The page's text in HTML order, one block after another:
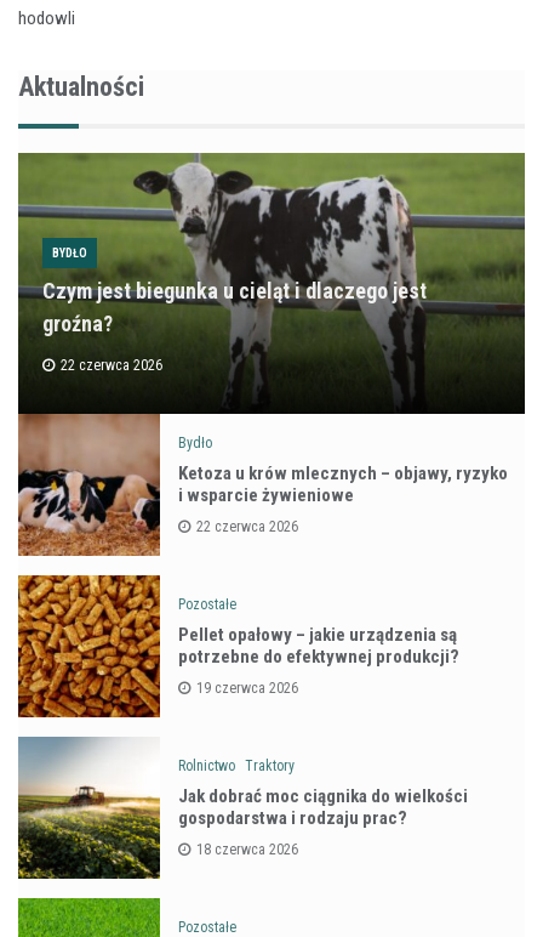
hodowli
Aktualności
BYDŁO
Czym jest biegunka u cieląt i dlaczego jest
groźna?
22 czerwca 2026
Bydło
Ketoza u krów mlecznych – objawy, ryzyko
i wsparcie żywieniowe
22 czerwca 2026
Pozostałe
Pellet opałowy – jakie urządzenia są
potrzebne do efektywnej produkcji?
19 czerwca 2026
Rolnictwo Traktory
Jak dobrać moc ciągnika do wielkości
gospodarstwa i rodzaju prac?
18 czerwca 2026
Pozostałe